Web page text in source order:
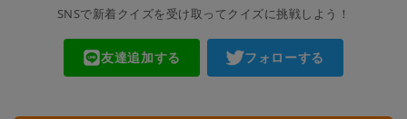
SNSで新着クイズを受け取ってクイズに挑戦しよう！
友達追加する フォローする